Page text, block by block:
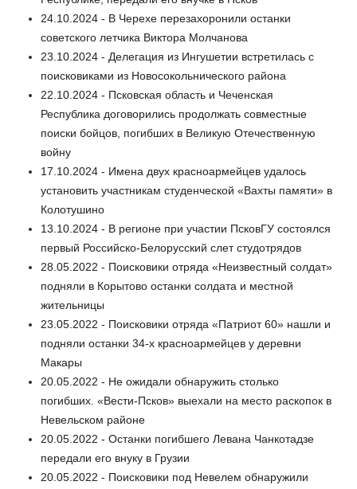
24.10.2024 - В Черехе перезахоронили останки
советского летчика Виктора Молчанова
23.10.2024 - Делегация из Ингушетии встретилась с
поисковиками из Новосокольнического района
22.10.2024 - Псковская область и Чеченская
Республика договорились продолжать совместные
поиски бойцов, погибших в Великую Отечественную
войну
17.10.2024 - Имена двух красноармейцев удалось
установить участникам студенческой «Вахты памяти» в
Колотушино
13.10.2024 - В регионе при участии ПсковГУ состоялся
первый Российско-Белорусский слет студотрядов
28.05.2022 - Поисковики отряда «Неизвестный солдат»
подняли в Корытово останки солдата и местной
жительницы
23.05.2022 - Поисковики отряда «Патриот 60» нашли и
подняли останки 34-х красноармейцев у деревни
Макары
20.05.2022 - Не ожидали обнаружить столько
погибших. «Вести-Псков» выехали на место раскопок в
Невельском районе
20.05.2022 - Останки погибшего Левана Чанкотадзе
передали его внуку в Грузии
20.05.2022 - Поисковики под Невелем обнаружили